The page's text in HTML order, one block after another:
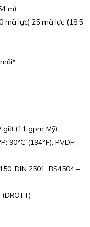
m)
mã lực) 25 mã lực (18,5
giờ (11 gpm Mỹ)
90°C (194°F), PVDF:
DIN 2501, BS4504 –